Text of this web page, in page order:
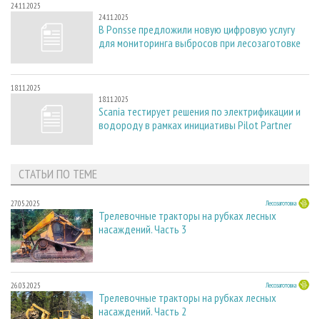
24.11.2025
24.11.2025
В Ponsse предложили новую цифровую услугу
для мониторинга выбросов при лесозаготовке
18.11.2025
18.11.2025
Scania тестирует решения по электрификации и
водороду в рамках инициативы Pilot Partner
СТАТЬИ ПО ТЕМЕ
27.05.2025 Лесозаготовка
Трелевочные тракторы на рубках лесных
насаждений. Часть 3
26.03.2025 Лесозаготовка
Трелевочные тракторы на рубках лесных
насаждений. Часть 2